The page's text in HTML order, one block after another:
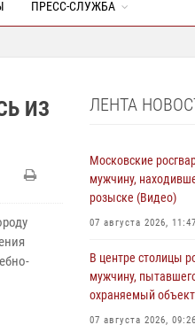
ПРЕСС-СЛУЖБА
ИЗ
ЛЕНТА
Московские
мужчину,
розыске (Видео)
07 августа 2026, 11:47
В центре столицы
мужчину,
охраняемый
07 августа 2026, 09:26